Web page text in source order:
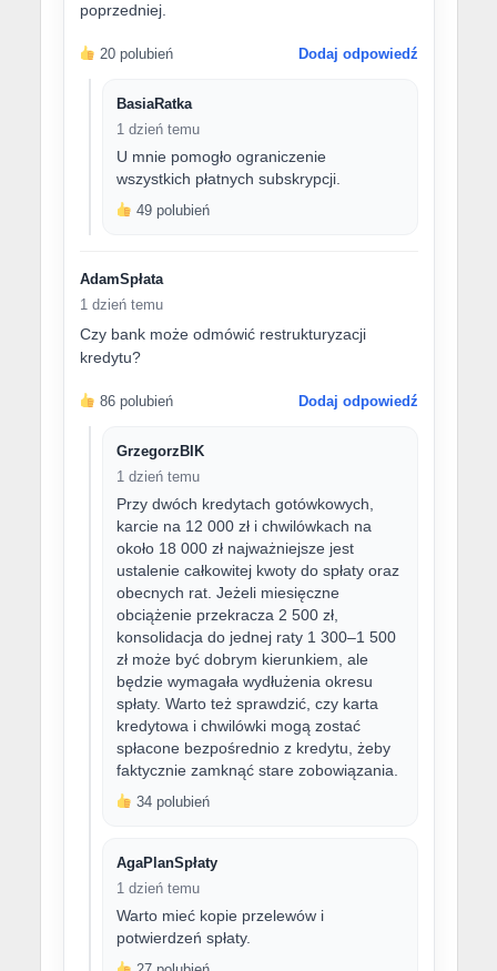
poprzedniej.
20 polubień Dodaj odpowiedź
BasiaRatka
1 dzień temu
U mnie pomogło ograniczenie
wszystkich płatnych subskrypcji.
49 polubień
AdamSpłata
1 dzień temu
Czy bank może odmówić restrukturyzacji
kredytu?
86 polubień Dodaj odpowiedź
GrzegorzBIK
1 dzień temu
Przy dwóch kredytach gotówkowych,
karcie na 12 000 zł i chwilówkach na
około 18 000 zł najważniejsze jest
ustalenie całkowitej kwoty do spłaty oraz
obecnych rat. Jeżeli miesięczne
obciążenie przekracza 2 500 zł,
konsolidacja do jednej raty 1 300–1 500
zł może być dobrym kierunkiem, ale
będzie wymagała wydłużenia okresu
spłaty. Warto też sprawdzić, czy karta
kredytowa i chwilówki mogą zostać
spłacone bezpośrednio z kredytu, żeby
faktycznie zamknąć stare zobowiązania.
34 polubień
AgaPlanSpłaty
1 dzień temu
Warto mieć kopie przelewów i
potwierdzeń spłaty.